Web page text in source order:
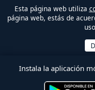
Esta página web utiliza
página web, estás de
Instala la aplicación